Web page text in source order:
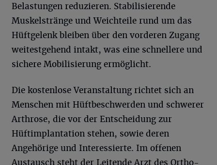
Belastungen reduzieren. Stabilisierende
Muskelstränge und Weichteile rund um das
Hüftgelenk bleiben über den vorderen Zugang
weitestgehend intakt, was eine schnellere und
sichere Mobilisierung ermöglicht.
Die kostenlose Veranstaltung richtet sich an
Menschen mit Hüftbeschwerden und schwerer
Arthrose, die vor der Entscheidung zur
Hüftimplantation stehen, sowie deren
Angehörige und Interessierte. Im offenen
Austausch steht der Leitende Arzt des Ortho-